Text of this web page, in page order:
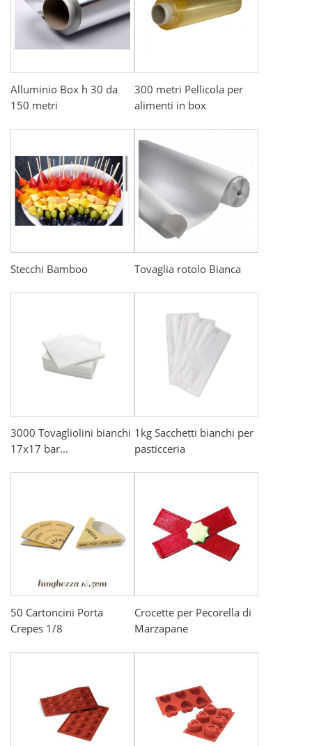
Alluminio Box h 30 da
150 metri
300 metri Pellicola per
alimenti in box
Stecchi Bamboo Tovaglia rotolo Bianca
3000 Tovagliolini bianchi
17x17 bar...
1kg Sacchetti bianchi per
pasticceria
50 Cartoncini Porta
Crepes 1/8
Crocette per Pecorella di
Marzapane